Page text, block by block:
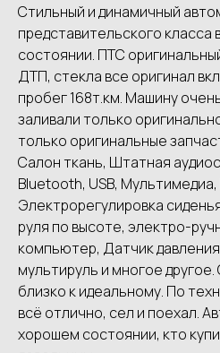
Стильный и динамичный
представительского класса
состоянии. ПТС
ДТП, стекла все оригинал
пробег 168т.км. Машину
заливали только
только оригинальные
Салон ткань, Штатная
Bluetooth, USB,
Электрорегулировка
руля по высоте, электро-
компьютер, Датчик давления
мультируль и многое
близко к идеальному. По
всё отлично, сел и поехал.
хорошем состоянии, кто